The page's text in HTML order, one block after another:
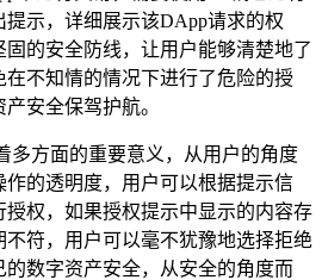
示，详细展示该DApp请求的权
固的安全防线，让用户能够清楚地了
不知情的情况下进行了危险的授
安全保驾护航。
多方面的重要意义，从用户的角度
的透明度，用户可以根据提示信
权，如果授权提示中显示的内容存
符，用户可以毫不犹豫地选择拒绝
数字资产安全，从安全的角度而